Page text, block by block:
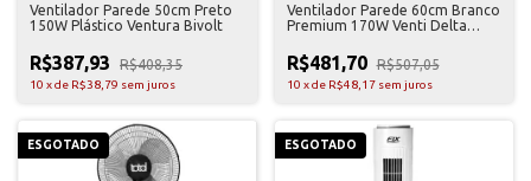
Ventilador Parede 50cm Preto
150W Plástico Ventura Bivolt
R$387,93 R$408,35
10 xde R$38,79 sem juros
Ventilador Parede 60cm Branco
Premium 170W Venti Delta
R$481,70 R$507,05
10 xde R$48,17 sem juros
ESGOTADO ESGOTADO